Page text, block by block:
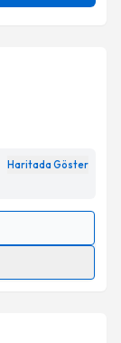
Haritada Göster